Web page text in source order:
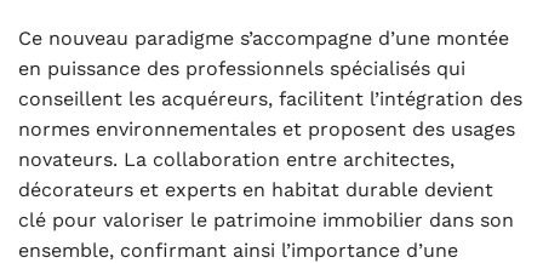
Ce nouveau paradigme s’accompagne d’une montée
en puissance des professionnels spécialisés qui
conseillent les acquéreurs, facilitent l’intégration des
normes environnementales et proposent des usages
novateurs. La collaboration entre architectes,
décorateurs et experts en habitat durable devient
clé pour valoriser le patrimoine immobilier dans son
ensemble, confirmant ainsi l’importance d’une